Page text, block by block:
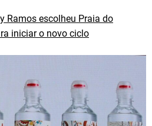
Ramos escolheu Praia do
iniciar o novo ciclo